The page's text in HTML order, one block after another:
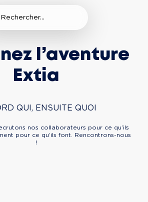
l’aventure
Extia
QUI, ENSUITE QUOI
nos collaborateurs pour ce qu’ils
pour ce qu’ils font. Rencontrons-nous
!